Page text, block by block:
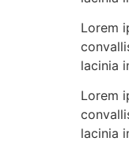
Lorem
lacinia
Lorem
lacinia